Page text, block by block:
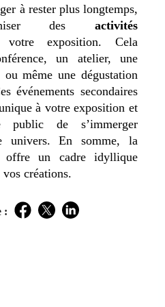
à rester plus longtemps,
des activités
exposition. Cela
un atelier, une
même une dégustation
événements secondaires
à votre exposition et
public de s’immerger
univers. En somme, la
offre un cadre idyllique
créations.
: Facebook
TwitterLinkedIn